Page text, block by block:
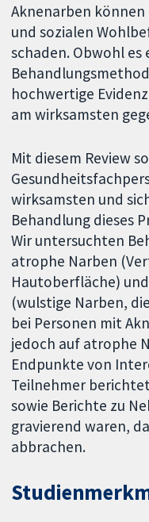
Aknenarben können
und sozialen
schaden. Obwohl es
hochwertige
am wirksamsten
Mit diesem Review
wirksamsten und
Behandlung dieses
Wir untersuchten
atrophe Narben
Hautoberfläche)
(wulstige Narben,
bei Personen mit
jedoch auf atrophe
Endpunkte von
Teilnehmer
sowie Berichte zu
gravierend waren,
abbrachen.